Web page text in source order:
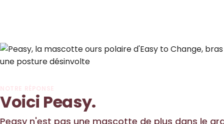
NOTRE RÉPONSE
Voici Peasy.
Peasy n'est pas une mascotte de plus dans le